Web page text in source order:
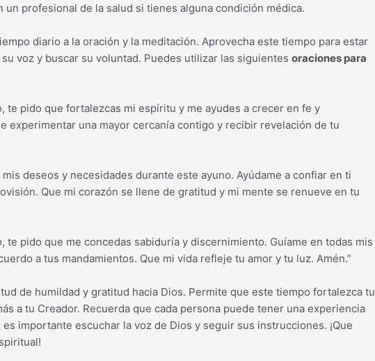
un profesional de la salud si tienes alguna condición médica.
diario a la oración y la meditación. Aprovecha este tiempo para estar
voz y buscar su voluntad. Puedes utilizar las siguientes oraciones para
te pido que fortalezcas mi espíritu y me ayudes a crecer en fe y
experimentar una mayor cercanía contigo y recibir revelación de tu
deseos y necesidades durante este ayuno. Ayúdame a confiar en ti
Que mi corazón se llene de gratitud y mi mente se renueve en tu
te pido que me concedas sabiduría y discernimiento. Guíame en todas mis
a tus mandamientos. Que mi vida refleje tu amor y tu luz. Amén.”
de humildad y gratitud hacia Dios. Permite que este tiempo fortalezca tu
a tu Creador. Recuerda que cada persona puede tener una experiencia
importante escuchar la voz de Dios y seguir sus instrucciones. ¡Que